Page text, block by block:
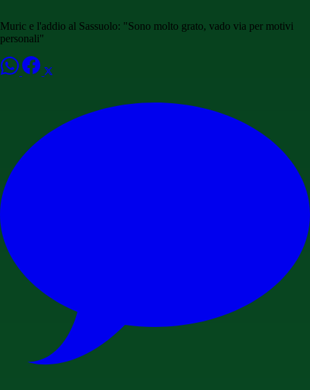
Muric e l'addio al Sassuolo: "Sono molto grato, vado via per motivi
personali"